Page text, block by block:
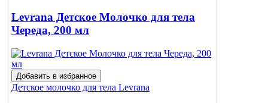
Levrana Детское Молочко для тела
Череда, 200 мл
Добавить в избранное
Детское молочко для тела Levrana